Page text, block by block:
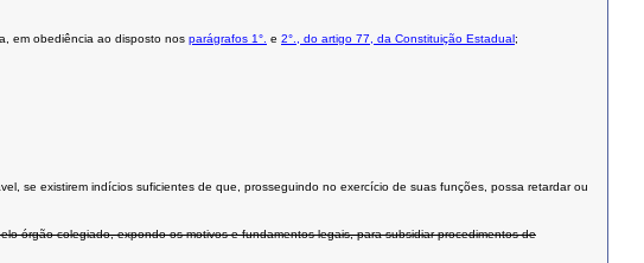
em obediência ao disposto nos parágrafos 1°. e 2°., do artigo 77, da Constituição Estadual ;
se existirem indícios suficientes de que, prosseguindo no exercício de suas funções, possa retardar ou
órgão colegiado, expondo os motivos e fundamentos legais, para subsidiar procedimentos de